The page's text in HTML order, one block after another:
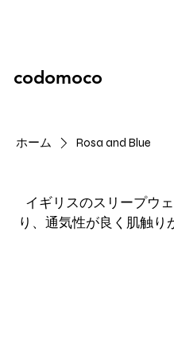
codomoco
ホーム Rosa and Blue
イギリスのスリープウ
り、通気性が良く肌触り